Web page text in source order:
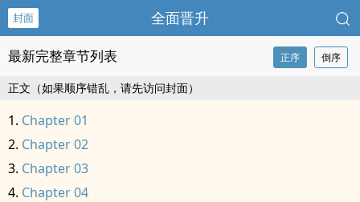
封面 全面晋升
最新完整章节列表 正序 倒序
正文（如果顺序错乱，请先访问封面）
Chapter 01
Chapter 02
Chapter 03
Chapter 04